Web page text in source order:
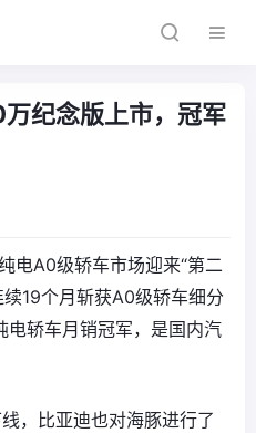
纪念版上市，冠军
电A0级轿车市场迎来“第二
19个月斩获A0级轿车细分
轿车月销冠军，是国内汽
，比亚迪也对海豚进行了